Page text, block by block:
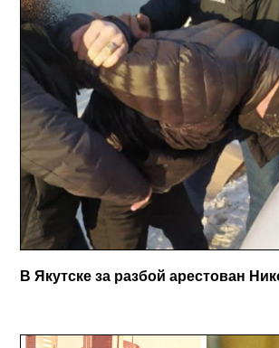
В Якутске за разбой арестован